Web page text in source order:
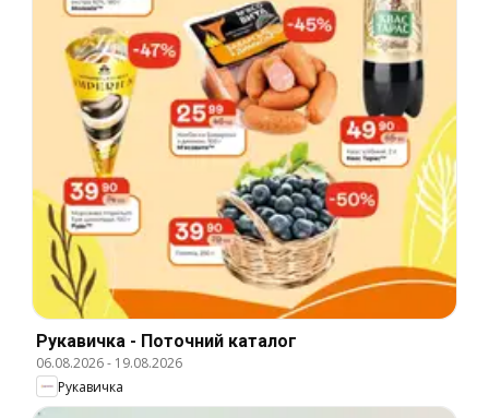
Рукавичка - Поточний каталог
06.08.2026- 19.08.2026
Рукавичка